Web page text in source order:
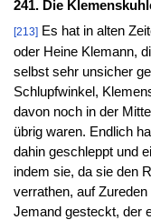
241. Die
[213]Es hat in alten
oder Heine Klemann,
selbst sehr unsicher
Schlupfwinkel,
davon noch in der
übrig waren. Endlich
dahin geschleppt und
indem sie, da sie den
verrathen, auf
Jemand gesteckt, der